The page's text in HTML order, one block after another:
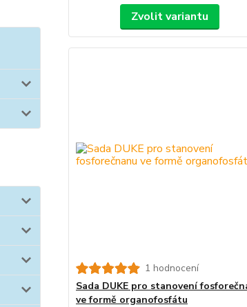
Zvolit variantu
1 hodnocení
Sada DUKE pro stanovení
ve formě organofosfátu